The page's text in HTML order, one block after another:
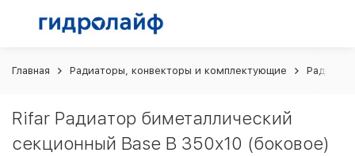
Главная Радиаторы, конвекторы и комплектующие
Rifar Радиатор биметаллический
секционный Base B 350х10 (боковое)